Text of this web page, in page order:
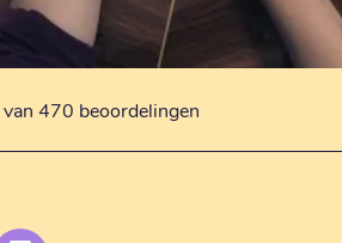
470 beoordelingen